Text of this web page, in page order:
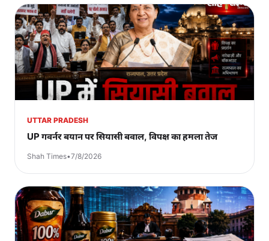
UTTAR PRADESH
UP गवर्नर बयान पर सियासी बवाल, विपक्ष का हमला तेज
Shah Times•7/8/2026